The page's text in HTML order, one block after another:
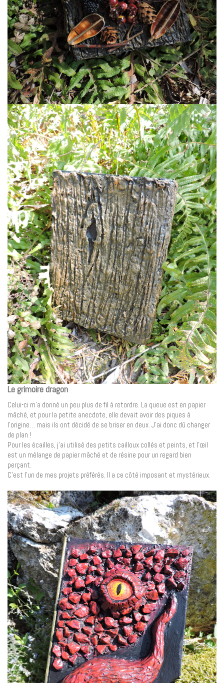
Le grimoire dragon
Celui-ci m’a donné un peu plus de fil à retordre. La queue est en papier
mâché, et pour la petite anecdote, elle devait avoir des piques à
l’origine… mais ils ont décidé de se briser en deux. J’ai donc dû changer
de plan !
Pour les écailles, j’ai utilisé des petits cailloux collés et peints, et l’œil
est un mélange de papier mâché et de résine pour un regard bien
perçant.
C’est l’un de mes projets préférés. Il a ce côté imposant et mystérieux.